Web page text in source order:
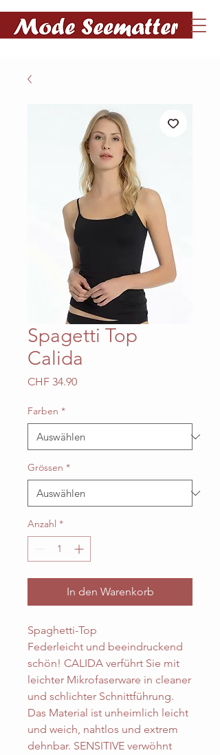
Spagetti Top
Calida
CHF 34.90Preis
Farben *
Grössen *
Anzahl *
In den Warenkorb
Spaghetti-Top
Federleicht und beeindruckend
schön! CALIDA verführt Sie mit
leichter Mikrofaserware in cleaner
und schlichter Schnittführung.
Das Material ist unheimlich leicht
und weich, nahtlos und extrem
dehnbar. SENSITIVE verwöhnt